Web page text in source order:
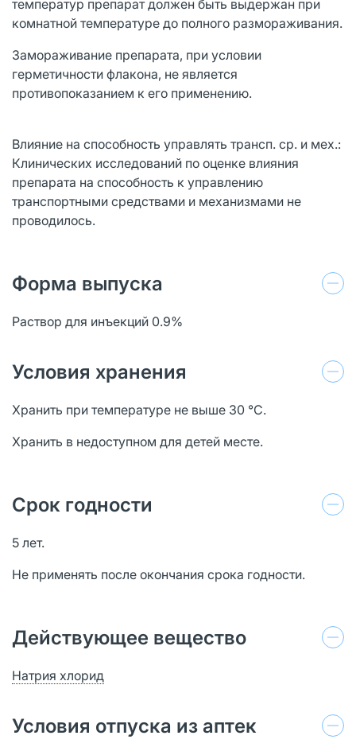
температур препарат должен быть выдержан при
комнатной температуре до полного размораживания.
Замораживание препарата, при условии
герметичности флакона, не является
противопоказанием к его применению.
Влияние на способность управлять трансп. ср. и мех.:
Клинических исследований по оценке влияния
препарата на способность к управлению
транспортными средствами и механизмами не
проводилось.
Форма выпуска
Раствор для инъекций 0.9%
Условия хранения
Хранить при температуре не выше 30 °С.
Хранить в недоступном для детей месте.
Срок годности
5 лет.
Не применять после окончания срока годности.
Действующее вещество
Натрия хлорид
Условия отпуска из аптек